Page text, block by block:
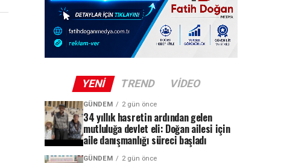
YENI TREND VIDEO
GÜNDEM 2 gün önce
34 yıllık hasretin ardından gelen
mutluluğa devlet eli: Doğan ailesi için
aile danışmanlığı süreci başladı
GÜNDEM 2 gün önce